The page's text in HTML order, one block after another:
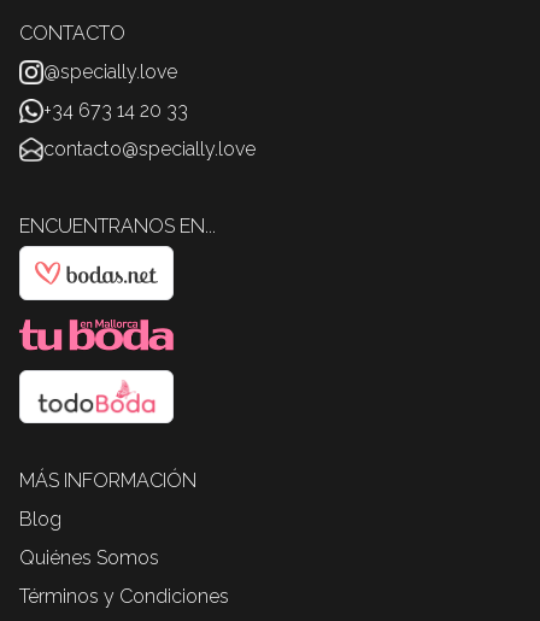
MÁS INFORMACIÓN
Blog
Quiénes Somos
Términos y Condiciones
ENCUENTRANOS EN...
CONTACTO
@specially.love
+34 673 14 20 33
contacto@specially.love